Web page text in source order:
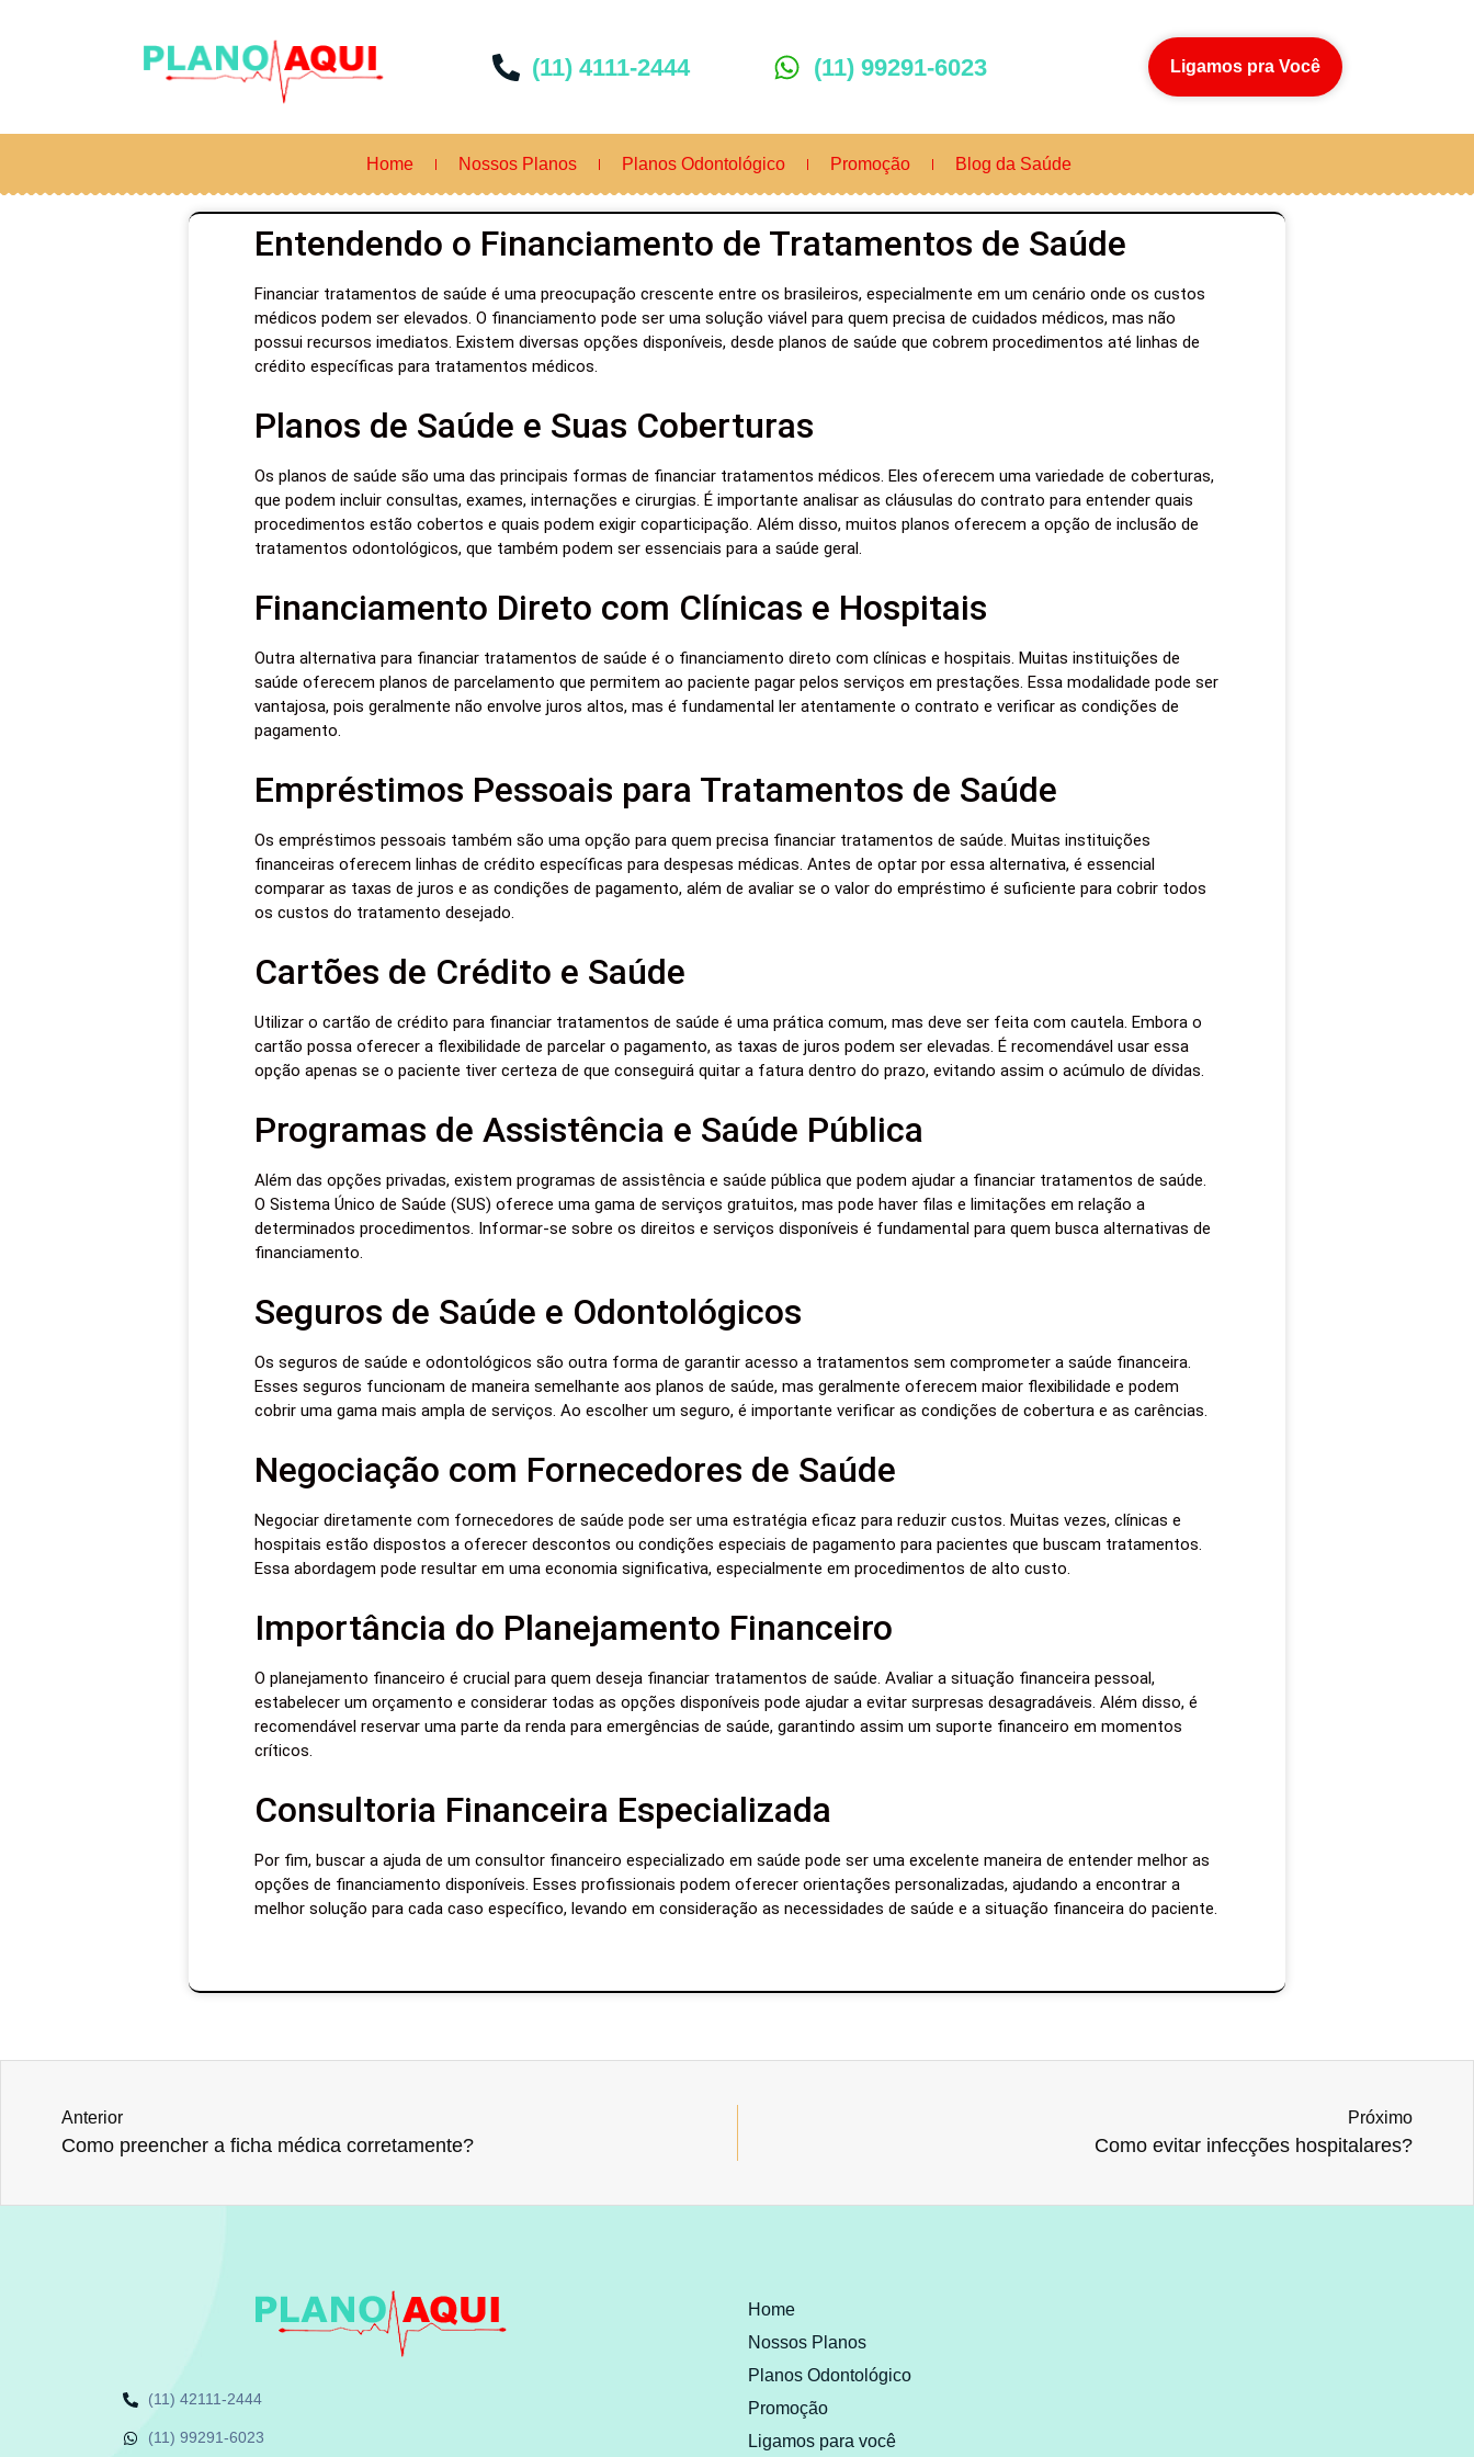
(11) 4111-2444 (11) 99291-6023 Ligamos pra Você
Home Nossos Planos Planos Odontológico Promoção Blog da Saúde
Entendendo o Financiamento de Tratamentos de Saúde
Financiar tratamentos de saúde é uma preocupação crescente entre os brasileiros, especialmente em um cenário onde os custos
médicos podem ser elevados. O financiamento pode ser uma solução viável para quem precisa de cuidados médicos, mas não
possui recursos imediatos. Existem diversas opções disponíveis, desde planos de saúde que cobrem procedimentos até linhas de
crédito específicas para tratamentos médicos.
Planos de Saúde e Suas Coberturas
Os planos de saúde são uma das principais formas de financiar tratamentos médicos. Eles oferecem uma variedade de coberturas,
que podem incluir consultas, exames, internações e cirurgias. É importante analisar as cláusulas do contrato para entender quais
procedimentos estão cobertos e quais podem exigir coparticipação. Além disso, muitos planos oferecem a opção de inclusão de
tratamentos odontológicos, que também podem ser essenciais para a saúde geral.
Financiamento Direto com Clínicas e Hospitais
Outra alternativa para financiar tratamentos de saúde é o financiamento direto com clínicas e hospitais. Muitas instituições de
saúde oferecem planos de parcelamento que permitem ao paciente pagar pelos serviços em prestações. Essa modalidade pode ser
vantajosa, pois geralmente não envolve juros altos, mas é fundamental ler atentamente o contrato e verificar as condições de
pagamento.
Empréstimos Pessoais para Tratamentos de Saúde
Os empréstimos pessoais também são uma opção para quem precisa financiar tratamentos de saúde. Muitas instituições
financeiras oferecem linhas de crédito específicas para despesas médicas. Antes de optar por essa alternativa, é essencial
comparar as taxas de juros e as condições de pagamento, além de avaliar se o valor do empréstimo é suficiente para cobrir todos
os custos do tratamento desejado.
Cartões de Crédito e Saúde
Utilizar o cartão de crédito para financiar tratamentos de saúde é uma prática comum, mas deve ser feita com cautela. Embora o
cartão possa oferecer a flexibilidade de parcelar o pagamento, as taxas de juros podem ser elevadas. É recomendável usar essa
opção apenas se o paciente tiver certeza de que conseguirá quitar a fatura dentro do prazo, evitando assim o acúmulo de dívidas.
Programas de Assistência e Saúde Pública
Além das opções privadas, existem programas de assistência e saúde pública que podem ajudar a financiar tratamentos de saúde.
O Sistema Único de Saúde (SUS) oferece uma gama de serviços gratuitos, mas pode haver filas e limitações em relação a
determinados procedimentos. Informar-se sobre os direitos e serviços disponíveis é fundamental para quem busca alternativas de
financiamento.
Seguros de Saúde e Odontológicos
Os seguros de saúde e odontológicos são outra forma de garantir acesso a tratamentos sem comprometer a saúde financeira.
Esses seguros funcionam de maneira semelhante aos planos de saúde, mas geralmente oferecem maior flexibilidade e podem
cobrir uma gama mais ampla de serviços. Ao escolher um seguro, é importante verificar as condições de cobertura e as carências.
Negociação com Fornecedores de Saúde
Negociar diretamente com fornecedores de saúde pode ser uma estratégia eficaz para reduzir custos. Muitas vezes, clínicas e
hospitais estão dispostos a oferecer descontos ou condições especiais de pagamento para pacientes que buscam tratamentos.
Essa abordagem pode resultar em uma economia significativa, especialmente em procedimentos de alto custo.
Importância do Planejamento Financeiro
O planejamento financeiro é crucial para quem deseja financiar tratamentos de saúde. Avaliar a situação financeira pessoal,
estabelecer um orçamento e considerar todas as opções disponíveis pode ajudar a evitar surpresas desagradáveis. Além disso, é
recomendável reservar uma parte da renda para emergências de saúde, garantindo assim um suporte financeiro em momentos
críticos.
Consultoria Financeira Especializada
Por fim, buscar a ajuda de um consultor financeiro especializado em saúde pode ser uma excelente maneira de entender melhor as
opções de financiamento disponíveis. Esses profissionais podem oferecer orientações personalizadas, ajudando a encontrar a
melhor solução para cada caso específico, levando em consideração as necessidades de saúde e a situação financeira do paciente.
Anterior
Como preencher a ficha médica corretamente?
Próximo
Como evitar infecções hospitalares?
(11) 42111-2444
(11) 99291-6023
Home
Nossos Planos
Planos Odontológico
Promoção
Ligamos para você